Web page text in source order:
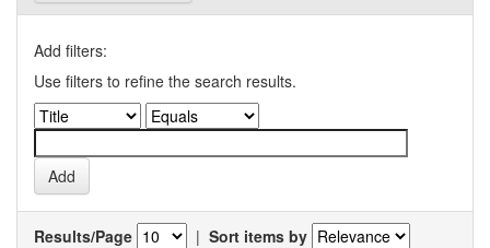
Add filters:
Use filters to refine the search results.
Results/Page | Sort items by